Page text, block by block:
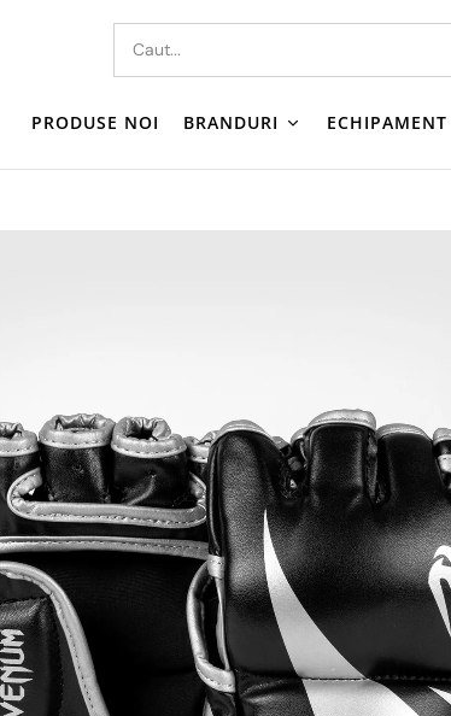
PRODUSE NOI BRANDURI ECHIPAMENT